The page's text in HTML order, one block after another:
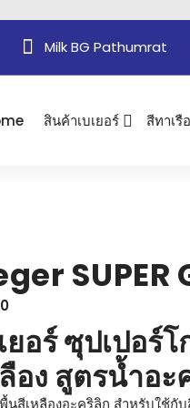
Milk BG Pathumrat
สินค้าเบเยอร์ สีทาเ
SUPER
ยอร์ ซุปเปอร์
อง สูตรน้ำอะ
นสีเหลืองอะคริลิก สำหรับใช้กั